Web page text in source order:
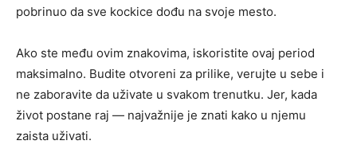
pobrinuo da sve kockice dođu na svoje mesto.
Ako ste među ovim znakovima, iskoristite ovaj period
maksimalno. Budite otvoreni za prilike, verujte u sebe i
ne zaboravite da uživate u svakom trenutku. Jer, kada
život postane raj — najvažnije je znati kako u njemu
zaista uživati.